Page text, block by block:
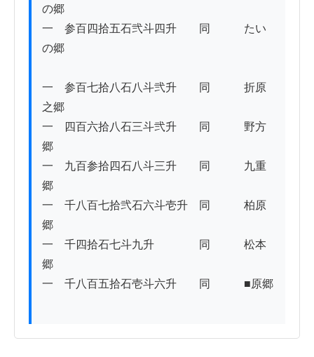
の郷
一　参百四拾五石弐斗四升　　同　　　たい
の郷
一　参百七拾八石八斗弐升　　同　　　折原
之郷
一　四百六拾八石三斗弐升　　同　　　野方
郷
一　九百参拾四石八斗三升　　同　　　九重
郷
一　千八百七拾弐石六斗壱升　同　　　柏原
郷
一　千四拾石七斗九升　　　　同　　　松本
郷
一　千八百五拾石壱斗六升　　同　　　■原郷